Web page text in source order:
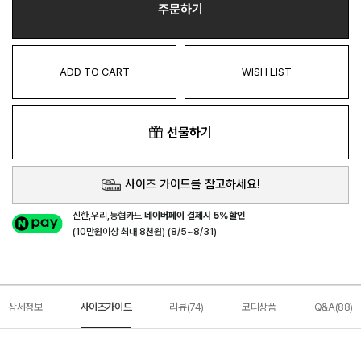
주문하기
ADD TO CART WISH LIST
선물하기
사이즈 가이드를 참고하세요!
신한,우리,농협카드네이버페이 결제시 5%할인
(10만원이상 최대 8천원) (8/5~8/31)
상세정보 사이즈가이드 리뷰(74) 코디상품 Q&A(88)